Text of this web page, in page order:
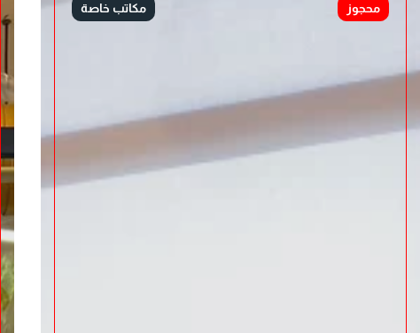
مكاتب خاصة محجوز